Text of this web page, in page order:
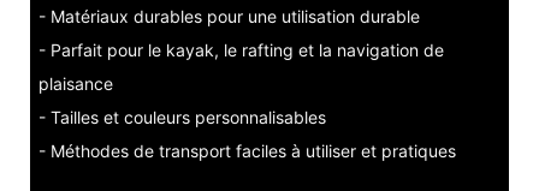
- Matériaux durables pour une utilisation durable
- Parfait pour le kayak, le rafting et la navigation de
plaisance
- Tailles et couleurs personnalisables
- Méthodes de transport faciles à utiliser et pratiques